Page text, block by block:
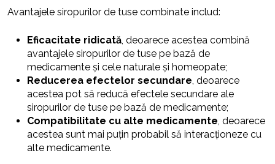
Avantajele siropurilor de tuse combinate includ:
Eficacitate ridicată , deoarece acestea combină
avantajele siropurilor de tuse pe bază de
medicamente și cele naturale și homeopate;
Reducerea efectelor secundare , deoarece
acestea pot să reducă efectele secundare ale
siropurilor de tuse pe bază de medicamente;
Compatibilitate cu alte medicamente , deoarece
acestea sunt mai puțin probabil să interacționeze cu
alte medicamente.